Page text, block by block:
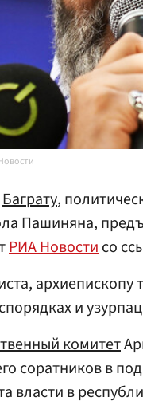
Баграту,
Пашиняна,
РИА Новостисо
и
комитет
соратников в
власти в